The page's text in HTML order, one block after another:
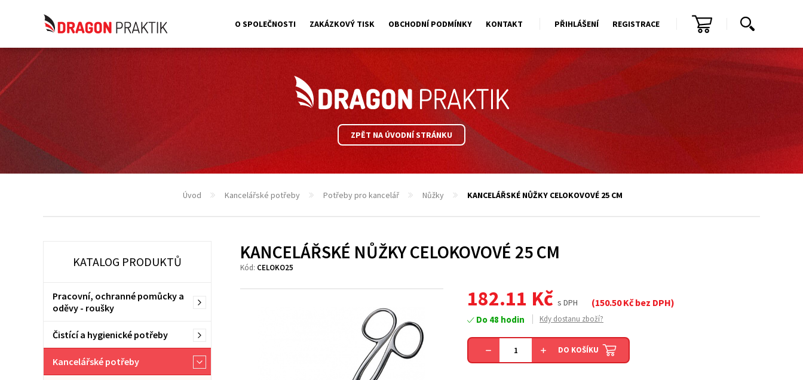
ZPĚT NA ÚVODNÍ STRÁNKU
Úvod Kancelářské potřeby Potřeby pro kancelář Nůžky KANCELÁŘSKÉ NŮŽKY CELOKOVOVÉ 25 CM
KATALOG PRODUKTŮ
Pracovní, ochranné pomůcky a
oděvy - roušky
Čistící a hygienické potřeby
Kancelářské potřeby
KANCELÁŘSKÉ NŮŽKY CELOKOVOVÉ 25 CM
Kód: CELOKO25
182.11 Kč s DPH (150.50Kč bez DPH)
Do 48 hodin Kdy dostanu zboží?
DO KOŠÍKU
O SPOLEČNOSTI ZAKÁZKOVÝ TISK OBCHODNÍ PODMÍNKY KONTAKT PŘIHLÁŠENÍ REGISTRACE